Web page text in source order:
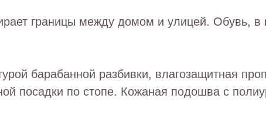
границы между домом и улицей. Обувь, в
барабанной разбивки, влагозащитная
посадки по стопе. Кожаная подошва с